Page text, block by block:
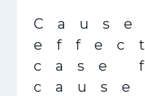
case
cause